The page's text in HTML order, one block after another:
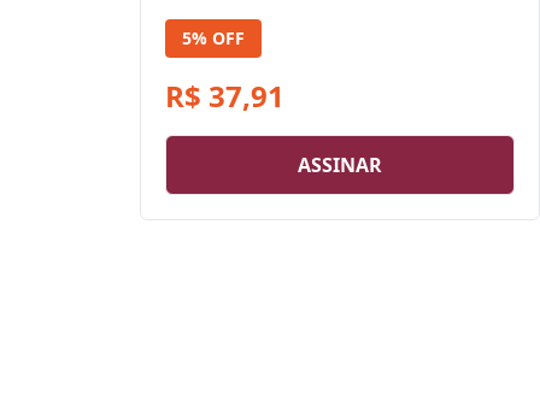
5% OFF
R$ 37,91
ASSINAR